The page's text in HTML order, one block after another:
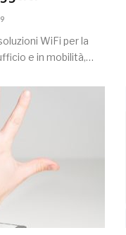
WiFi per la
e in mobilità,…